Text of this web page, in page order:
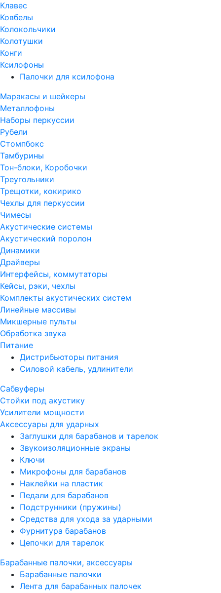
Клавес
Ковбелы
Колокольчики
Колотушки
Конги
Ксилофоны
Палочки для ксилофона
Маракасы и шейкеры
Металлофоны
Наборы перкуссии
Рубели
Стомпбокс
Тамбурины
Тон-блоки, Коробочки
Треугольники
Трещотки, кокирико
Чехлы для перкуссии
Чимесы
Акустические системы
Акустический поролон
Динамики
Драйверы
Интерфейсы, коммутаторы
Кейсы, рэки, чехлы
Комплекты акустических систем
Линейные массивы
Микшерные пульты
Обработка звука
Питание
Дистрибьюторы питания
Силовой кабель, удлинители
Сабвуферы
Стойки под акустику
Усилители мощности
Аксессуары для ударных
Заглушки для барабанов и тарелок
Звукоизоляционные экраны
Ключи
Микрофоны для барабанов
Наклейки на пластик
Педали для барабанов
Подструнники (пружины)
Средства для ухода за ударными
Фурнитура барабанов
Цепочки для тарелок
Барабанные палочки, аксессуары
Барабанные палочки
Лента для барабанных палочек